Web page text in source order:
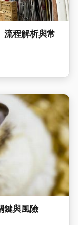
流程解析與常
鍵與風險